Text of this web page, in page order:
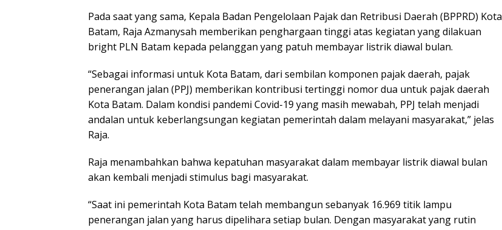
Pada saat yang sama, Kepala Badan Pengelolaan Pajak dan Retribusi Daerah (BPPRD) Kota
Batam, Raja Azmanysah memberikan penghargaan tinggi atas kegiatan yang dilakuan
bright PLN Batam kepada pelanggan yang patuh membayar listrik diawal bulan.
“Sebagai informasi untuk Kota Batam, dari sembilan komponen pajak daerah, pajak
penerangan jalan (PPJ) memberikan kontribusi tertinggi nomor dua untuk pajak daerah
Kota Batam. Dalam kondisi pandemi Covid-19 yang masih mewabah, PPJ telah menjadi
andalan untuk keberlangsungan kegiatan pemerintah dalam melayani masyarakat,” jelas
Raja.
Raja menambahkan bahwa kepatuhan masyarakat dalam membayar listrik diawal bulan
akan kembali menjadi stimulus bagi masyarakat.
“Saat ini pemerintah Kota Batam telah membangun sebanyak 16.969 titik lampu
penerangan jalan yang harus dipelihara setiap bulan. Dengan masyarakat yang rutin